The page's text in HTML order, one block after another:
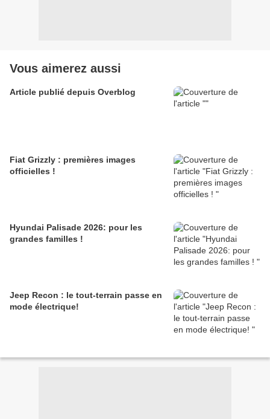
Vous aimerez aussi
Article publié depuis Overblog
Fiat Grizzly : premières images
officielles !
Hyundai Palisade 2026: pour les
grandes familles !
Jeep Recon : le tout-terrain passe en
mode électrique!